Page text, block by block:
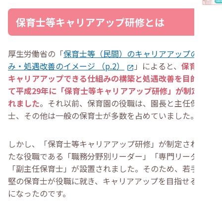
・研修を通して気づいた自分の課題や改善点に触れる
・研修で得た知識を保育現場で活用する方法を書く
・保育士等キャリアアップ研修を受講する利点
・ キャリアの幅が広がる
・給与アップや処遇改善される可能性がある
・保育士の専門性が向上する
・ 保育士等キャリアアップ研修の修了証について
・ 修了証の取得条件
・修了証の活用
・修了証を紛失した場合
・ 保育士等キャリアアップ研修に関してよくある質問
・保育士等キャリアアップ研修は、eラーニングで受講
象ですか？
・保育士等キャリアアップ研修は、いつまでに受講しな
いといけませんか？
・まとめ
保育士等キャリアアップ研修とは
厚生労働省の「保育士等（民間）のキャリアアップの仕組
み・処遇改善のイメージ （p.2）
」によると、 保育士が
キャリアアップできる仕組みの構築と処遇改善を目的とし
て平成29年に「保育士等キャリアアップ研修」が制定さ
れました。それ以前、保育園の役職は、園長と主任保育
士、その他は一般の保育士が多数を占めていました。
しかし、「保育士等キャリアアップ研修」が制定され、新
たな役職である「職務分野別リーダー」「専門リーダー」
「副主任保育士」が設置されました。そのため、若手や中
堅の保育士が役職に就き、キャリアアップを目指せるよう
になったのです。